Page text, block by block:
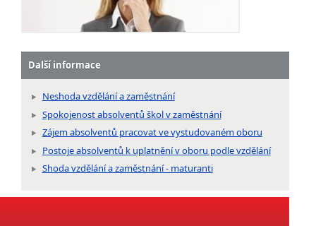
Další informace
Neshoda vzdělání a zaměstnání
Spokojenost absolventů škol v zaměstnání
Zájem absolventů pracovat ve vystudovaném oboru
Postoje absolventů k uplatnění v oboru podle vzdělání
Shoda vzdělání a zaměstnání - maturanti